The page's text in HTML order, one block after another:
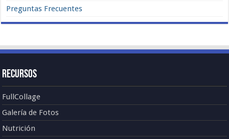
Preguntas Frecuentes
Recursos
FullCollage
Galería de Fotos
Nutrición